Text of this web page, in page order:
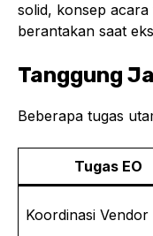
solid, konsep
berantakan saat
Tanggung
Beberapa tugas
Tugas EO
Koordinasi Vendor